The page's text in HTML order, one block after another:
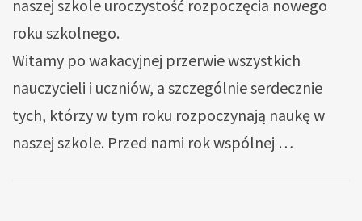
naszej szkole uroczystość rozpoczęcia nowego
roku szkolnego.
Witamy po wakacyjnej przerwie wszystkich
nauczycieli i uczniów, a szczególnie serdecznie
tych, którzy w tym roku rozpoczynają naukę w
naszej szkole. Przed nami rok wspólnej …